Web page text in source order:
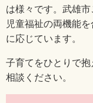
は様々です。武雄
児童福祉の両機能
に応じています。
子育てをひとりで
相談ください。